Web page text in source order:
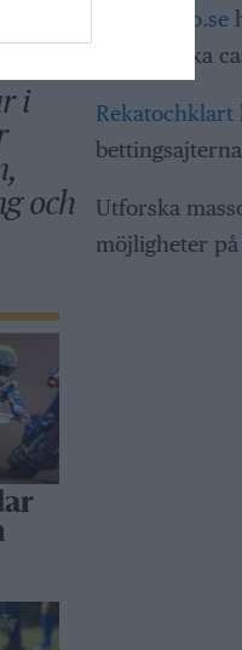
i
och
Casinorino.se
alla svenska
Rekatochklart
Utforska
möjligheter på